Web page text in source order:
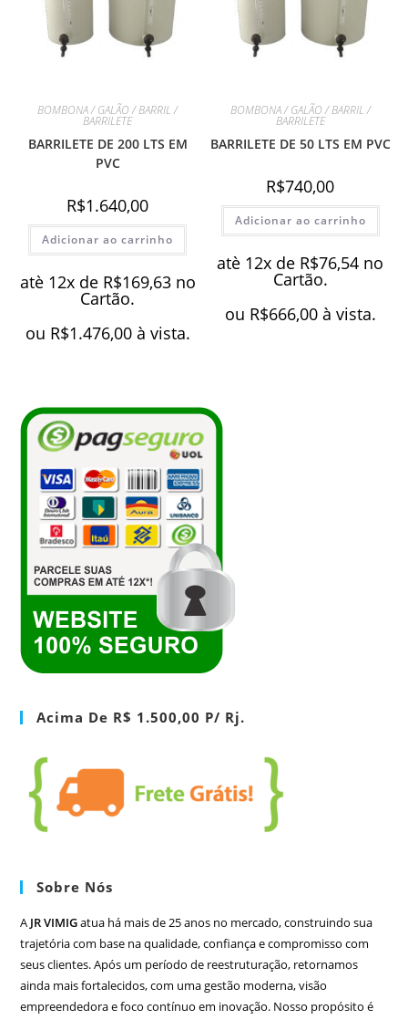
BOMBONA / GALÃO / BARRIL /
BARRILETE
BARRILETE DE 200 LTS EM
PVC
R$1.640,00
Adicionar ao carrinho
atè 12x de R$169,63 no
Cartão.
ou R$1.476,00 à vista.
BOMBONA / GALÃO / BARRIL /
BARRILETE
BARRILETE DE 50 LTS EM PVC
R$740,00
Adicionar ao carrinho
atè 12x de R$76,54 no
Cartão.
ou R$666,00 à vista.
Acima De R$ 1.500,00 P/ Rj.
Sobre Nós
A JR VIMIGatua há mais de 25 anos no mercado, construindo sua
trajetória com base na qualidade, confiança e compromisso com
seus clientes. Após um período de reestruturação, retornamos
ainda mais fortalecidos, com uma gestão moderna, visão
empreendedora e foco contínuo em inovação. Nosso propósito é